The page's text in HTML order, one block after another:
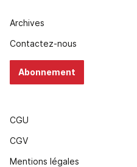
Archives
Contactez-nous
Abonnement
CGU
CGV
Mentions légales